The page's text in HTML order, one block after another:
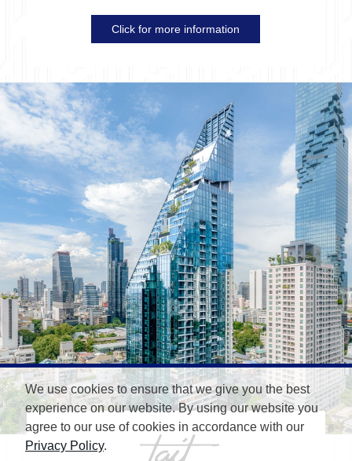
We use cookies to ensure that we give you the best
experience on our website. By using our website you
agree to our use of cookies in accordance with our
Privacy Policy.
Click for more information